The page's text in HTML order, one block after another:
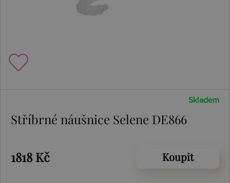
Skladem
Stříbrné náušnice Selene DE866
1818 Kč Koupit